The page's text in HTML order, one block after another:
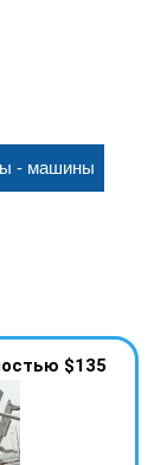
- машины
$135